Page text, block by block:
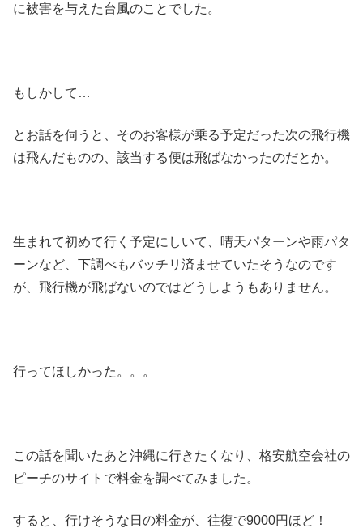
に被害を与えた台風のことでした。
もしかして…
とお話を伺うと、そのお客様が乗る予定だった次の飛行機
は飛んだものの、該当する便は飛ばなかったのだとか。
生まれて初めて行く予定にしいて、晴天パターンや雨パタ
ーンなど、下調べもバッチリ済ませていたそうなのです
が、飛行機が飛ばないのではどうしようもありません。
行ってほしかった。。。
この話を聞いたあと沖縄に行きたくなり、格安航空会社の
ピーチのサイトで料金を調べてみました。
すると、行けそうな日の料金が、往復で9000円ほど！